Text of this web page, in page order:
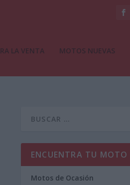
LA VENTA MOTOS NUEVAS
ENCUENTRA TU MOTO
Motos de Ocasión